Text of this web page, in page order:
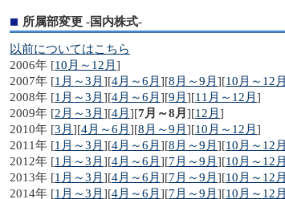
所属部変更 -国内株式-
以前についてはこちら
2006年 [10月～12月 ]
2007年 [1月～3月 ][4月～6月 ][8月～9月 ][10月～12月
2008年 [1月～3月 ][4月～6月 ][9月 ][11月～12月 ]
2009年 [2月～3月 ][4月 ][7月～8月 ][12月 ]
2010年 [3月 ][4月～6月 ][8月～9月 ][10月～12月 ]
2011年 [1月～3月 ][4月～6月 ][8月～9月 ][10月～12月
2012年 [1月～3月 ][4月～6月 ][7月～9月 ][10月～12月
2013年 [1月～3月 ][4月～6月 ][7月～9月 ][10月～12月
2014年 [1月～3月 ][4月～6月 ][7月～9月 ][10月～12月